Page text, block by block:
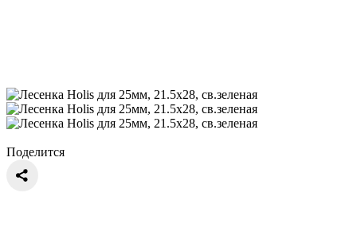
Поделится